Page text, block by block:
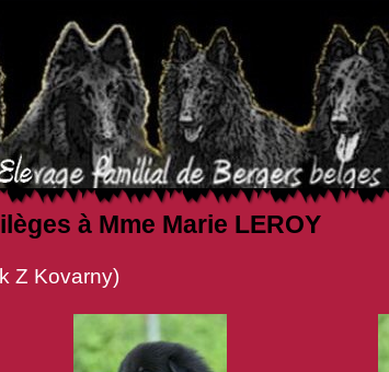
à Mme Marie LEROY